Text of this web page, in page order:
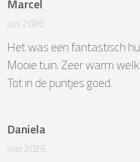
Marcel
juni 2026
Het was een fantastisch
Mooie tuin. Zeer warm
Tot in de puntjes goed.
Daniela
mei 2026